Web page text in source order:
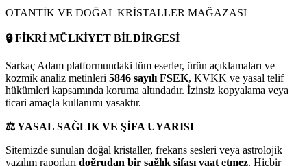
OTANTİK VE DOĞAL KRİSTALLER MAĞAZASI
🔒FİKRİ MÜLKİYET BİLDİRGESİ
Sarkaç Adam platformundaki tüm eserler, ürün açıklamaları ve
kozmik analiz metinleri 5846 sayılı FSEK, KVKK ve yasal telif
hükümleri kapsamında koruma altındadır. İzinsiz kopyalama veya
ticari amaçla kullanımı yasaktır.
⚖️YASAL SAĞLIK VE ŞİFA UYARISI
Sitemizde sunulan doğal kristaller, frekans sesleri veya astrolojik
yazılım raporları doğrudan bir sağlık şifası vaat etmez. Hiçbir